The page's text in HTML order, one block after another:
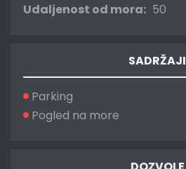
Udaljenost od mora: 50
SADRŽAJI
Parking
Pogled na more